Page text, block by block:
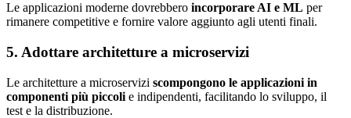
Le applicazioni moderne dovrebbero incorporare AI e ML per
rimanere competitive e fornire valore aggiunto agli utenti finali.
5. Adottare architetture a microservizi
Le architetture a microservizi scompongono le applicazioni in
componenti più piccoli e indipendenti, facilitando lo sviluppo, il
test e la distribuzione.